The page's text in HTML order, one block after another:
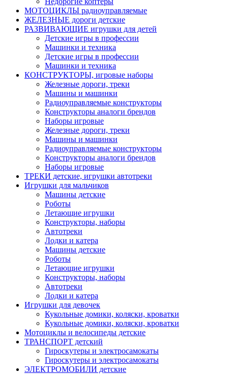
МОТОЦИКЛЫ радиоуправляемые
ЖЕЛЕЗНЫЕ дороги детские
РАЗВИВАЮЩИЕ игрушки для детей
Детские игры в профессии
Машинки и техника
Детские игры в профессии
Машинки и техника
КОНСТРУКТОРЫ, игровые наборы
Железные дороги, треки
Машины и машинки
Радиоуправляемые конструкторы
Конструкторы аналоги брендов
Наборы игровые
Железные дороги, треки
Машины и машинки
Радиоуправляемые конструкторы
Конструкторы аналоги брендов
Наборы игровые
ТРЕКИ детские, игрушки автотреки
Игрушки для мальчиков
Машины детские
Роботы
Летающие игрушки
Конструкторы, наборы
Автотреки
Лодки и катера
Машины детские
Роботы
Летающие игрушки
Конструкторы, наборы
Автотреки
Лодки и катера
Игрушки для девочек
Кукольные домики, коляски, кроватки
Кукольные домики, коляски, кроватки
Мотоциклы и велосипеды детские
ТРАНСПОРТ детский
Гироскутеры и электросамокаты
Гироскутеры и электросамокаты
ЭЛЕКТРОМОБИЛИ детские